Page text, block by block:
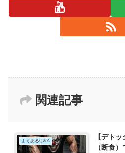
関連記事
よくあるQ＆A
【デト
（断食